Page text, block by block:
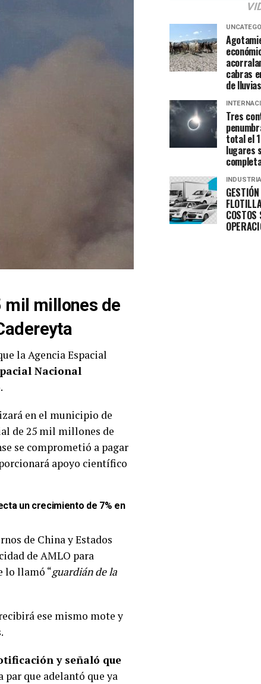
mil millones de
la Agencia Espacial
Nacional
en el municipio de
de 25 mil millones de
se comprometió a pagar
apoyo científico
un crecimiento de 7% en
de China y Estados
de AMLO para
lo llamó “guardián de la
ese mismo mote y
y señaló que
par que adelantó que ya
cabras
de lluvias
Tres
total el
lugares
INDUSTRIA